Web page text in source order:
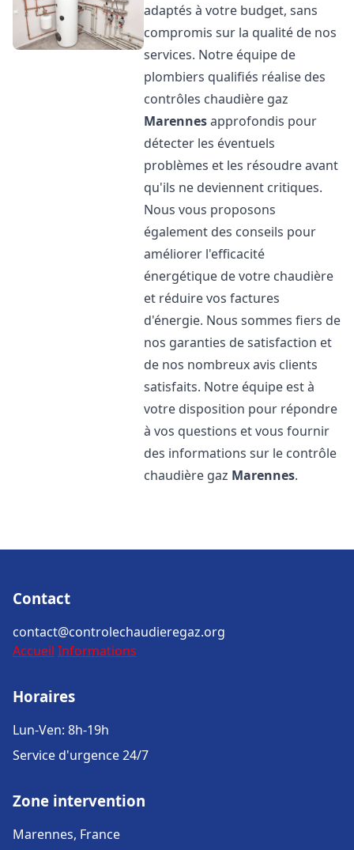
adaptés à votre budget, sans
compromis sur la qualité de nos
services. Notre équipe de
plombiers qualifiés réalise des
contrôles chaudière gaz
Marennesapprofondis pour
détecter les éventuels
problèmes et les résoudre avant
qu'ils ne deviennent critiques.
Nous vous proposons
également des conseils pour
améliorer l'efficacité
énergétique de votre chaudière
et réduire vos factures
d'énergie. Nous sommes fiers de
nos garanties de satisfaction et
de nos nombreux avis clients
satisfaits. Notre équipe est à
votre disposition pour répondre
à vos questions et vous fournir
des informations sur le contrôle
chaudière gaz Marennes.
Contact
contact@controlechaudieregaz.org
Accueil Informations
Horaires
Lun-Ven: 8h-19h
Service d'urgence 24/7
Zone intervention
Marennes, France